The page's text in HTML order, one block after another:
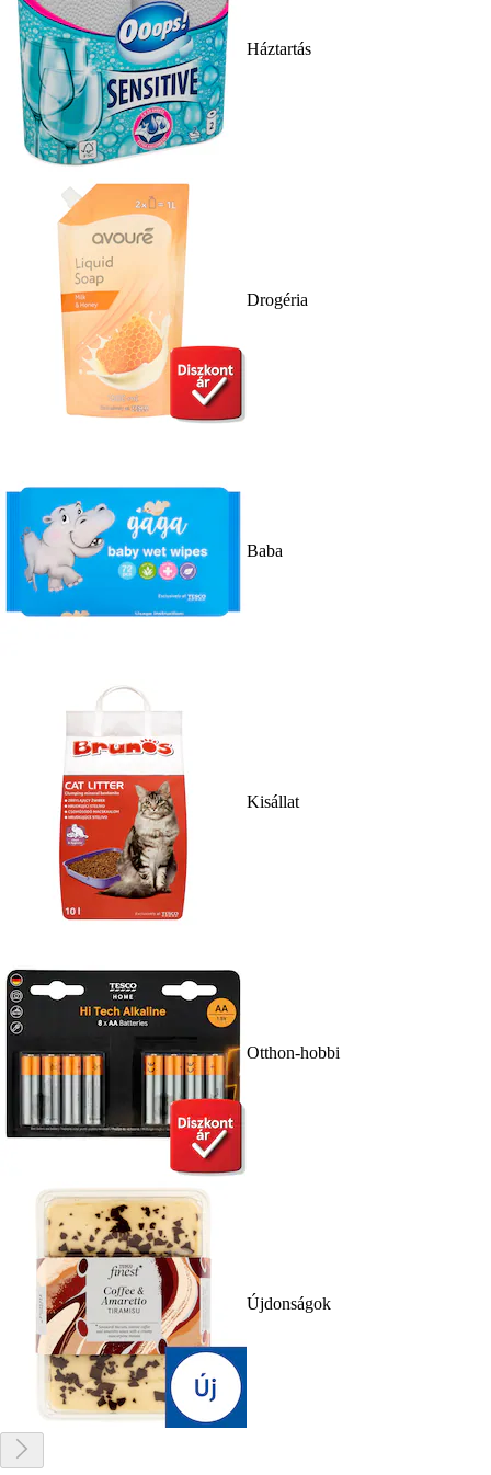
Háztartás
Drogéria
Baba
Kisállat
Otthon-hobbi
Újdonságok